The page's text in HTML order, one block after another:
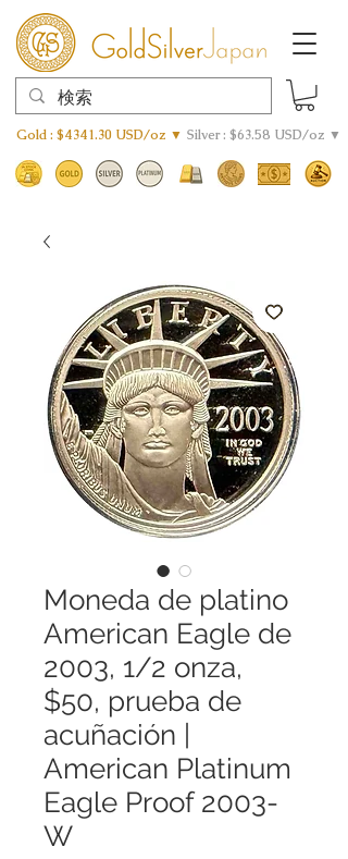
Gold : $4341.30 USD/oz ▼ Silver : $63.58 USD/oz ▼
Moneda de platino
American Eagle de
2003, 1/2 onza,
$50, prueba de
acuñación |
American Platinum
Eagle Proof 2003-
W